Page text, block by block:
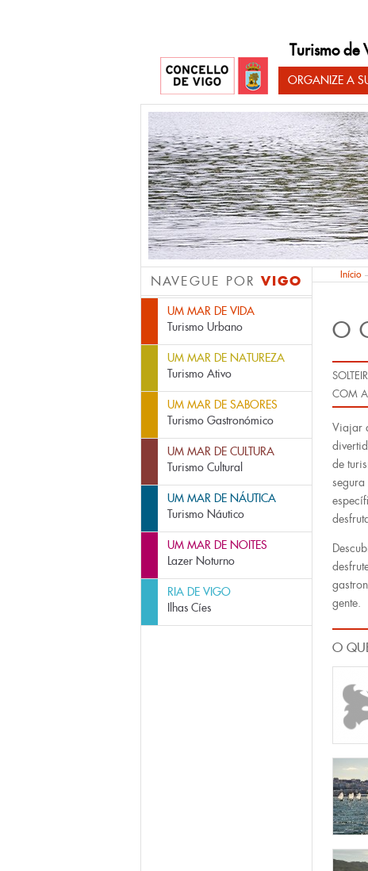
Turismo de
ORGANIZE A
NAVEGUE POR VIGO
UM MAR DE VIDA
Turismo Urbano
UM MAR DE NATUREZA
Turismo Ativo
UM MAR DE SABORES
Turismo Gastronómico
UM MAR DE CULTURA
Turismo Cultural
UM MAR DE NÁUTICA
Turismo Náutico
UM MAR DE NOITES
Lazer Noturno
RIA DE VIGO
Ilhas Cíes
Início
O
COM
Viajar
de
gente.
O